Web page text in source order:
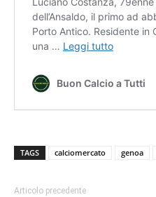
TAGS calciomercato genoa
Articolo precedente